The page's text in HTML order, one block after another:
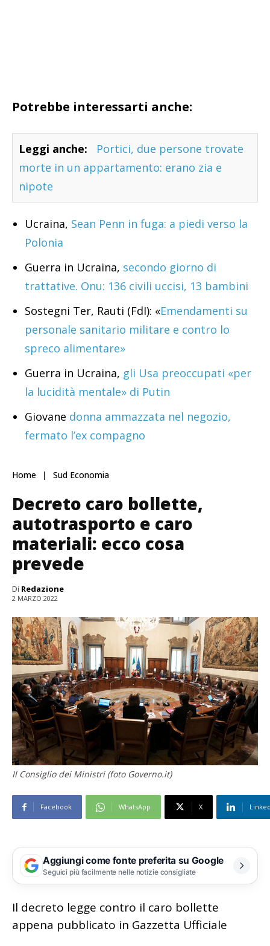
Potrebbe interessarti anche:
Leggi anche:
Portici, due persone trovate
morte in un appartamento: erano zia e
nipote
Ucraina, Sean Penn in fuga: a piedi verso la
Polonia
Guerra in Ucraina, secondo giorno di
trattative. Onu: 136 civili uccisi, 13 bambini
Sostegni Ter, Rauti (FdI): «Emendamenti su
personale sanitario militare e contro lo
spreco alimentare»
Guerra in Ucraina, gli Usa preoccupati «per
la lucidità mentale» di Putin
Giovane donna ammazzata nel negozio,
fermato l’ex compagno
Home Sud Economia
Decreto caro bollette,
autotrasporto e caro
materiali: ecco cosa
prevede
Di Redazione
2 MARZO 2022
Il Consiglio dei Ministri (foto Governo.it)
Facebook WhatsApp X
Aggiungi come fonte preferita su Google
Seguici più facilmente nelle notizie consigliate
Il decreto legge contro il caro bollette
appena pubblicato in Gazzetta Ufficiale